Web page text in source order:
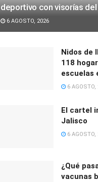
deportivo con visorías del
6 AGOSTO, 2026
Nidos de
118
escuelas
6 AGOSTO,
El cartel
Jalisco
6 AGOSTO,
¿Qué
vacunas